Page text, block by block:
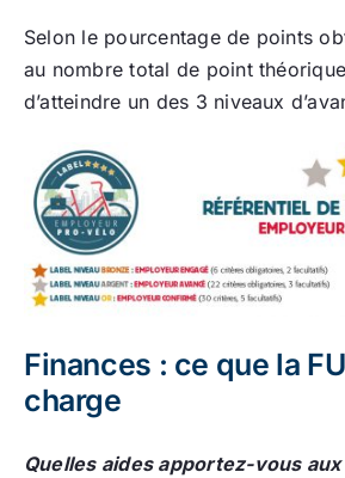
Selon le pourcentage de points
au nombre total de point
d’atteindre un des 3 niveaux
Finances : ce que la
charge
Quelles aides apportez-vous